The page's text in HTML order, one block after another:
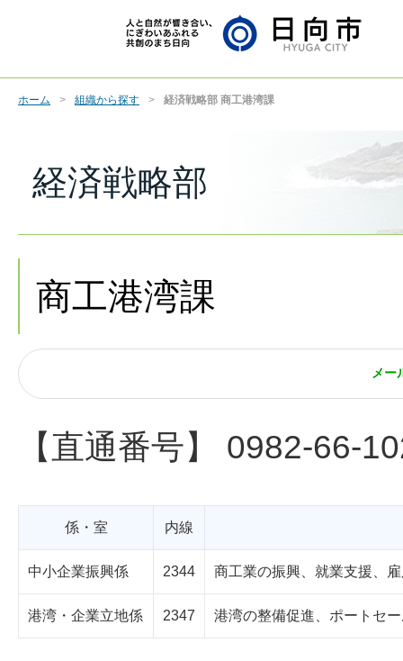
ホーム 組織から探す 経済戦略部 商工港湾課
経済戦略部
商工港湾課
メー
【直通番号】 0982-66-
係・室 内線
中小企業振興係 2344 商工業の振興、就業支援、
港湾・企業立地係 2347 港湾の整備促進、ポートセ